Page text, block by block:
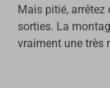
Mais pitié, arrêtez
sorties. La
vraiment une très